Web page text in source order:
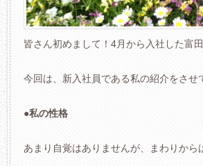
皆さん初めまして！4月から入社した富
今回は、新入社員である私の紹介をさせ
●私の性格
あまり自覚はありませんが、まわりから